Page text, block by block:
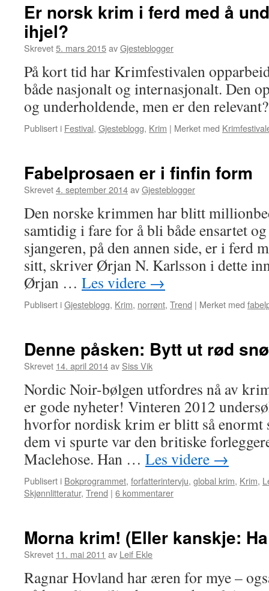
Er norsk krim i ferd med å
ihjel?
Skrevet5. mars 2015avGjesteblogger
På kort tid har Krimfestivalen
både nasjonalt og internasjonalt. Den
og underholdende, men er den relevant?
Publisert i Festival, Gjesteblogg, Krim | Merket med
Fabelprosaen er i finfin form
Skrevet4. september 2014avGjesteblogger
Den norske krimmen har blitt
samtidig i fare for å bli både ensartet
sjangeren, på den annen side, er i ferd
sitt, skriver Ørjan N. Karlsson i dette
Ørjan … Les videre →
Publisert iGjesteblogg, Krim, norrønt, Trend | Merket med
Denne påsken: Bytt ut rød
Skrevet 14. april 2014av Siss Vik
Nordic Noir-bølgen utfordres nå av
er gode nyheter! Vinteren 2012
hvorfor nordisk krim er blitt så enormt
dem vi spurte var den britiske
Maclehose. Han … Les videre →
Publisert i Bokprogrammet, forfatterintervju, global krim, Krim,
Skjønnlitteratur, Trend | 6 kommentarer
Morna krim! (Eller kanskje:
Skrevet 11. mai 2011 av Leif Ekle
Ragnar Hovland har æren for mye –